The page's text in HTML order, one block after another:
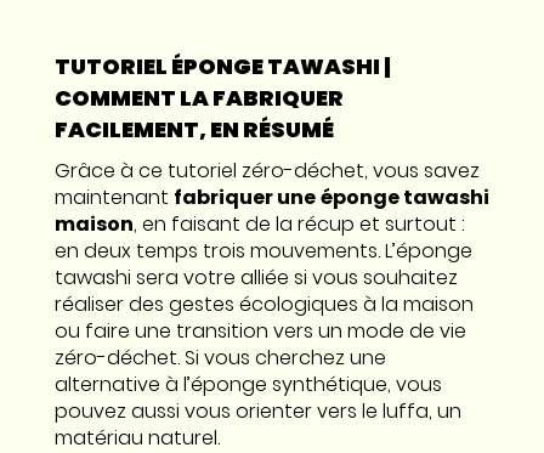
TUTORIEL ÉPONGE TAWASHI |
COMMENT LA FABRIQUER
FACILEMENT, EN RÉSUMÉ
Grâce à ce tutoriel zéro-déchet, vous savez
maintenant fabriquer uneéponge tawashi
maison, en faisant de la récup et surtout :
en deux temps trois mouvements. L’éponge
tawashi sera votre alliée si vous souhaitez
réaliser des gestes écologiques à la maison
ou faire une transition vers un mode de vie
zéro-déchet. Si vous cherchez une
alternative à l’éponge synthétique, vous
pouvez aussi vous orienter vers le luffa, un
matériau naturel.